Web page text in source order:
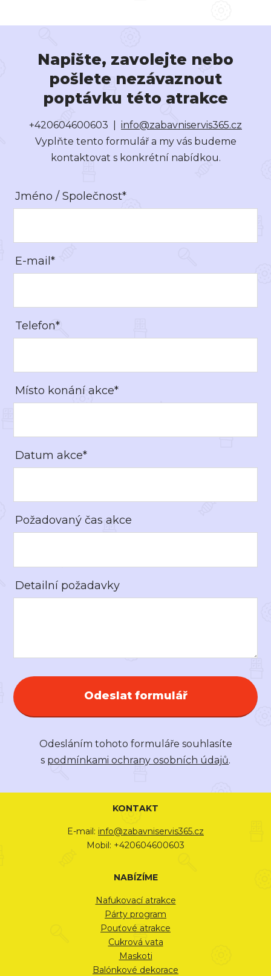
Napište, zavolejte nebo
pošlete nezávaznout
poptávku této atrakce
+420604600603 | info@zabavniservis365.cz
Vyplňte tento formulář a my vás budeme
kontaktovat s konkrétní nabídkou.
Jméno / Společnost*
E-mail*
Telefon*
Místo konání akce*
Datum akce*
Požadovaný čas akce
Detailní požadavky
Odeslat formulář
Odesláním tohoto formuláře souhlasíte
s podmínkami ochrany osobních údajů.
KONTAKT
E-mail: info@zabavniservis365.cz
Mobil: +420604600603
NABÍZÍME
Nafukovací atrakce
Párty program
Pouťové atrakce
Cukrová vata
Maskoti
Balónkové dekorace